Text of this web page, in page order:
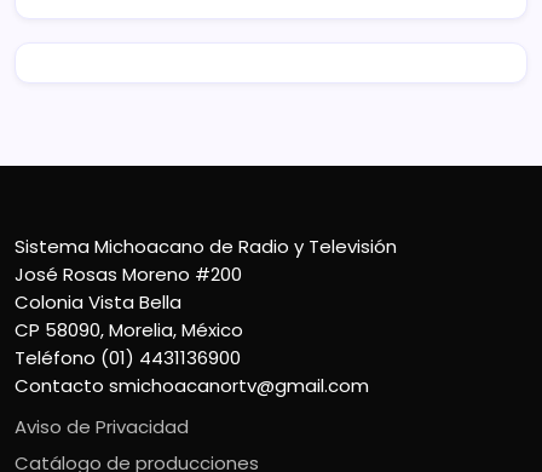
Sistema Michoacano de Radio y Televisión
José Rosas Moreno #200
Colonia Vista Bella
CP 58090, Morelia, México
Teléfono (01) 4431136900
Contacto smichoacanortv@gmail.com
Aviso de Privacidad
Catálogo de producciones